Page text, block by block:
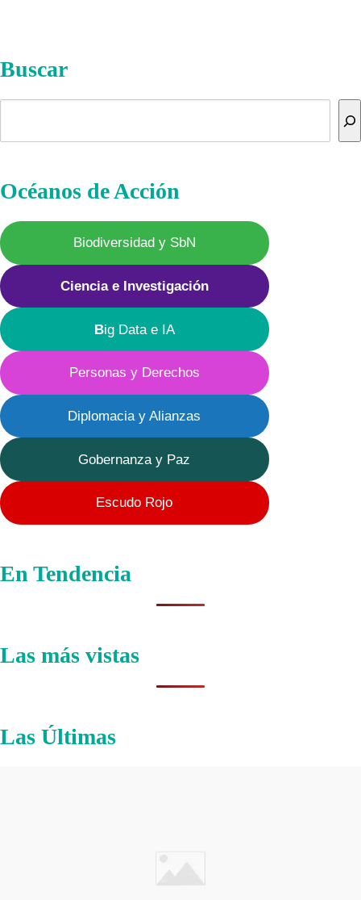
Hawking
Buscar
Océanos de Acción
Biodiversidad y SbN
Ciencia e Investigación
Big Data e IA
Personas y Derechos
Diplomacia y Alianzas
Gobernanza y Paz
Escudo Rojo
En Tendencia
Las más vistas
Las Últimas